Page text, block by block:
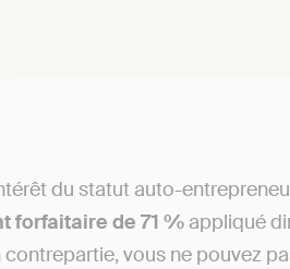
du statut auto-
forfaitaire de 71 % appliqué
contrepartie, vous ne pouvez